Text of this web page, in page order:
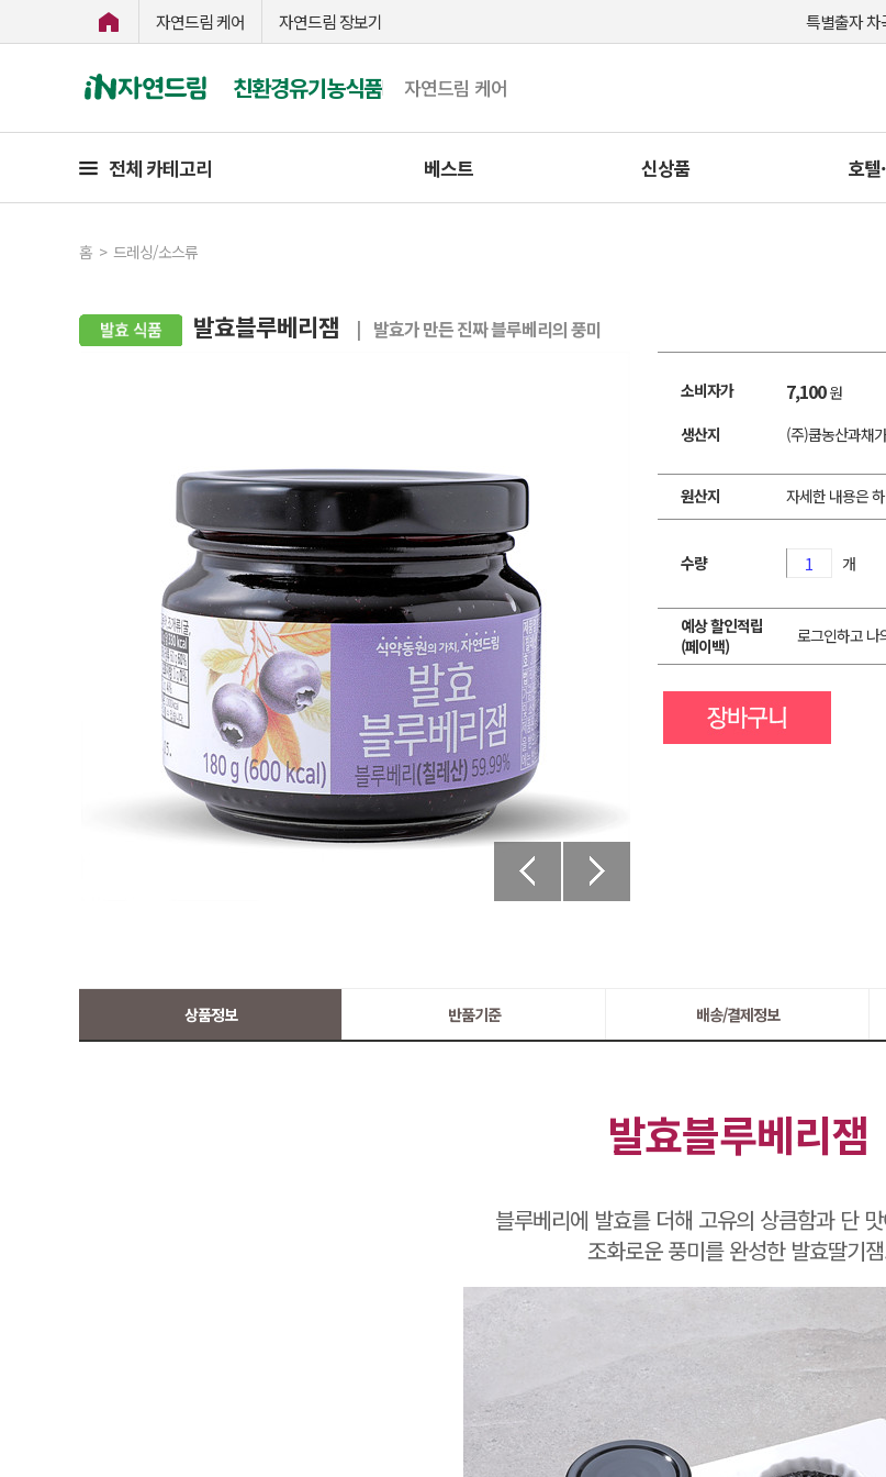
자연드림 케어 자연드림 장보기 특별출자 차
친환경유기농식품 자연드림 케어
전체 카테고리 베스트 신상품 호텔
홈 > 드레싱/소스류
발효블루베리잼 | 발효가 만든 진짜 블루베리의 풍미
소비자가 7,100원
생산지
(주)쿱농산과채
원산지 자세한 내용은
수량 개
예상 할인적립
(페이백)
로그인하고 나
상품정보 반품기준 배송/결제정보
발효블루베리잼
블루베리에 발효를 더해 고유의 상큼함과 단
조화로운 풍미를 완성한 발효딸기